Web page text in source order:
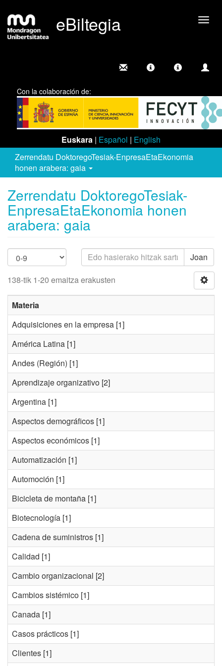
eBiltegia
Con la colaboración de:
Euskara | Español | English
Zerrendatu DoktoregoTesiak-EnpresaEtaEkonomia
honen arabera: gaia
Zerrendatu DoktoregoTesiak-
EnpresaEtaEkonomia honen
arabera: gaia
Joan
138-tik 1-20 emaitza erakusten
Materia
Adquisiciones en la empresa [1]
América Latina [1]
Andes (Región) [1]
Aprendizaje organizativo [2]
Argentina [1]
Aspectos demográficos [1]
Aspectos económicos [1]
Automatización [1]
Automoción [1]
Bicicleta de montaña [1]
Biotecnología [1]
Cadena de suministros [1]
Calidad [1]
Cambio organizacional [2]
Cambios sistémico [1]
Canada [1]
Casos prácticos [1]
Clientes [1]